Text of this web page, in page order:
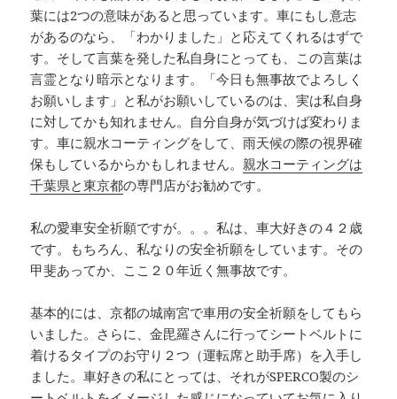
葉には2つの意味があると思っています。車にもし意志
があるのなら、「わかりました」と応えてくれるはずで
す。そして言葉を発した私自身にとっても、この言葉は
言霊となり暗示となります。「今日も無事故でよろしく
お願いします」と私がお願いしているのは、実は私自身
に対してかも知れません。自分自身が気づけば変わりま
す。車に親水コーティングをして、雨天候の際の視界確
保もしているからかもしれません。親水コーティングは
千葉県と東京都の専門店がお勧めです。
私の愛車安全祈願ですが。。。私は、車大好きの４２歳
です。もちろん、私なりの安全祈願をしています。その
甲斐あってか、ここ２０年近く無事故です。
基本的には、京都の城南宮で車用の安全祈願をしてもら
いました。さらに、金毘羅さんに行ってシートベルトに
着けるタイプのお守り２つ（運転席と助手席）を入手し
ました。車好きの私にとっては、それがSPERCO製のシ